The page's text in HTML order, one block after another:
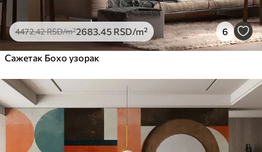
4472.42RSD/m²2683.45 RSD/m² 6
Сажетак Бохо узорак